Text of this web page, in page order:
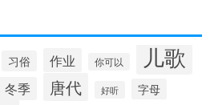
习俗 作业 你可以 儿歌
冬季 唐代 好听
字母